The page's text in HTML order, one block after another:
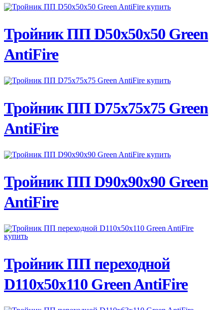
Тройник ПП D50х50х50 Green
AntiFire
Тройник ПП D75х75х75 Green
AntiFire
Тройник ПП D90х90х90 Green
AntiFire
Тройник ПП переходной
D110х50х110 Green AntiFire